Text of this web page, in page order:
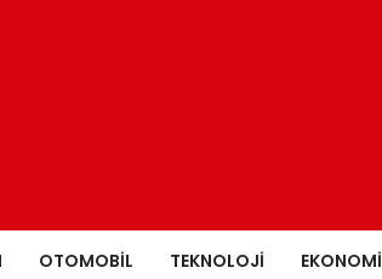
OTOMOBIL TEKNOLOJI EKONOMI